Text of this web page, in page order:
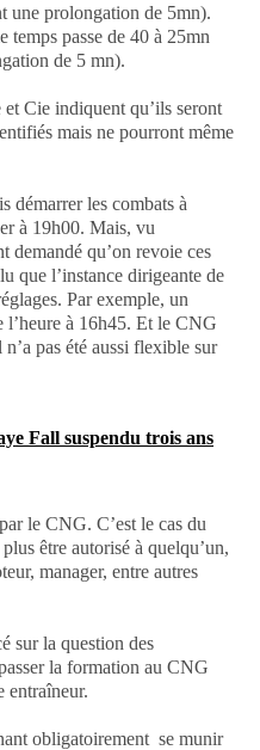
une prolongation de 5mn).
temps passe de 40 à 25mn
de 5 mn).
Cie indiquent qu’ils seront
mais ne pourront même
démarrer les combats à
à 19h00. Mais, vu
demandé qu’on revoie ces
que l’instance dirigeante de
Par exemple, un
l’heure à 16h45. Et le CNG
pas été aussi flexible sur
Fall suspendu trois ans
le CNG. C’est le cas du
être autorisé à quelqu’un,
manager, entre autres
sur la question des
la formation au CNG
entraîneur.
obligatoirement se munir